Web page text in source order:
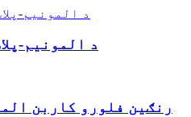
د المونیم-
رنګین فلورو کاربن